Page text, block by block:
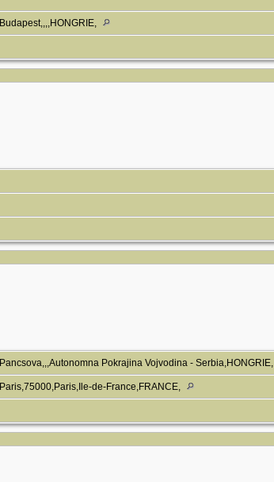
Budapest,,,,HONGRIE,
Pancsova,,,Autonomna Pokrajina Vojvodina - Serbia,HONGRIE,
Paris,75000,Paris,Ile-de-France,FRANCE,